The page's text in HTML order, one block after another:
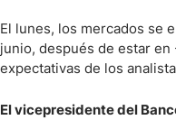
Paraguay
Peru
Latinoamérica
Nasdaq 100
IBEX 35
Acciones
El lunes, los mercados se
junio, después de estar
expectativas de los
El vicepresidente del